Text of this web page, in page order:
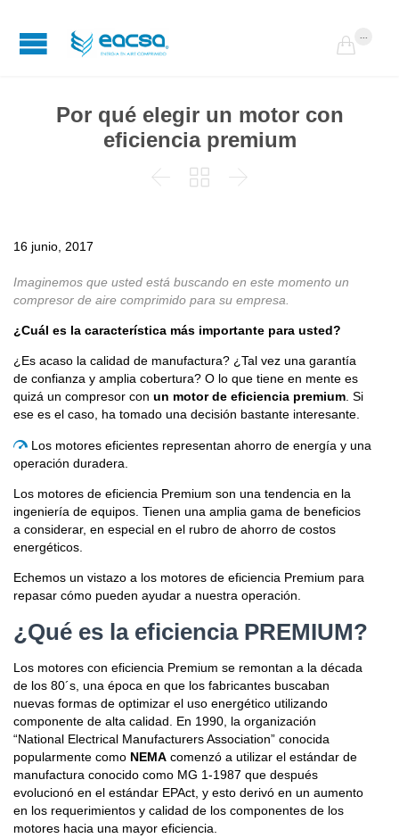

Por qué elegir un motor con
eficiencia premium
  
16 junio, 2017
Imaginemos que usted está buscando en este momento un
compresor de aire comprimido para su empresa.
¿Cuál es la característica más importante para usted?
¿Es acaso la calidad de manufactura? ¿Tal vez una garantía
de confianza y amplia cobertura? O lo que tiene en mente es
quizá un compresor con un motor de eficiencia premium . Si
ese es el caso, ha tomado una decisión bastante interesante.
 Los motores eficientes representan ahorro de energía y una
operación duradera.
Los motores de eficiencia Premium son una tendencia en la
ingeniería de equipos. Tienen una amplia gama de beneficios
a considerar, en especial en el rubro de ahorro de costos
energéticos.
Echemos un vistazo a los motores de eficiencia Premium para
repasar cómo pueden ayudar a nuestra operación.
¿Qué es la eficiencia PREMIUM?
Los motores con eficiencia Premium se remontan a la década
de los 80´s, una época en que los fabricantes buscaban
nuevas formas de optimizar el uso energético utilizando
componente de alta calidad. En 1990, la organización
“National Electrical Manufacturers Association” conocida
popularmente como NEMA comenzó a utilizar el estándar de
manufactura conocido como MG 1-1987 que después
evolucionó en el estándar EPAct, y esto derivó en un aumento
en los requerimientos y calidad de los componentes de los
motores hacia una mayor eficiencia.